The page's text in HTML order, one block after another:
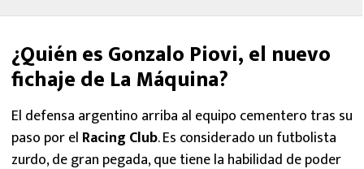
¿Quién es Gonzalo Piovi, el nuevo
fichaje de La Máquina?
El defensa argentino arriba al equipo cementero tras su
paso por el Racing Club. Es considerado un futbolista
zurdo, de gran pegada, que tiene la habilidad de poder